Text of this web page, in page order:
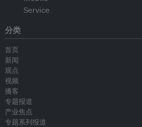
分类
首页
新闻
观点
视频
播客
专题报道
产业焦点
专题系列报道